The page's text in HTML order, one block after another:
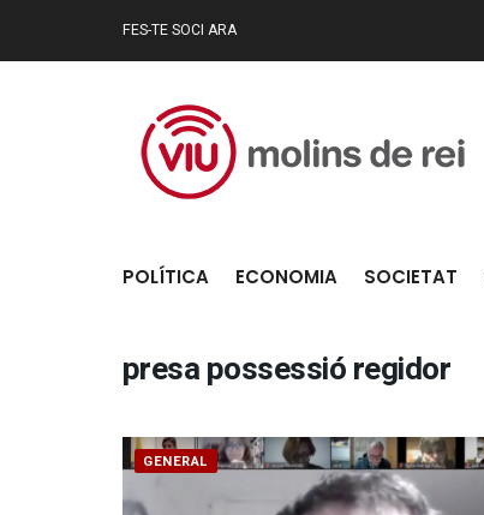
FES-TE SOCI ARA
POLÍTICA ECONOMIA SOCIETAT
presa possessió regidor
GENERAL